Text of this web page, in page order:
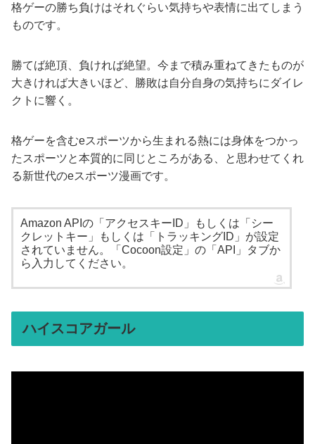
格ゲーの勝ち負けはそれぐらい気持ちや表情に出てしまう
ものです。
勝てば絶頂、負ければ絶望。今まで積み重ねてきたものが
大きければ大きいほど、勝敗は自分自身の気持ちにダイレ
クトに響く。
格ゲーを含むeスポーツから生まれる熱には身体をつかっ
たスポーツと本質的に同じところがある、と思わせてくれ
る新世代のeスポーツ漫画です。
Amazon APIの「アクセスキーID」もしくは「シー
クレットキー」もしくは「トラッキングID」が設定
されていません。「Cocoon設定」の「API」タブか
ら入力してください。
ハイスコアガール